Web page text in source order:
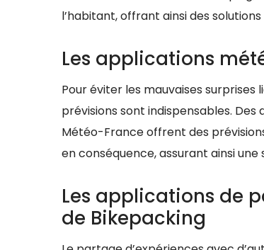
l’habitant, offrant ainsi des
Les applications
Pour éviter les mauvaises
prévisions sont indispensables.
Météo-France offrent des
en conséquence, assurant ainsi
Les applications de
de Bikepacking